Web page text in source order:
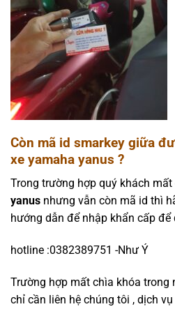
Còn mã id smarkey giữa
xe yamaha yanus ?
Trong trường hợp quý khách mất
yanus nhưng vẫn còn mã id thì
hướng dẫn để nhập khẩn cấp để
hotline :0382389751 -Như Ý
Trường hợp mất chìa khóa
chỉ cần liên hệ chúng tôi , dịch